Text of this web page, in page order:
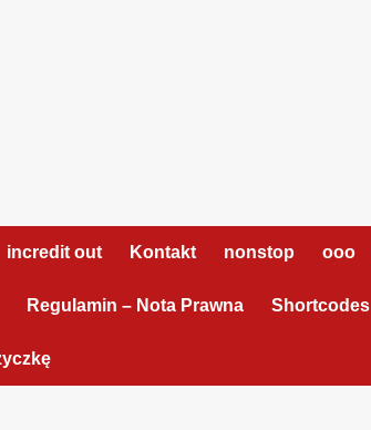
incredit out Kontakt nonstop ooo
Regulamin – Nota Prawna Shortcodes